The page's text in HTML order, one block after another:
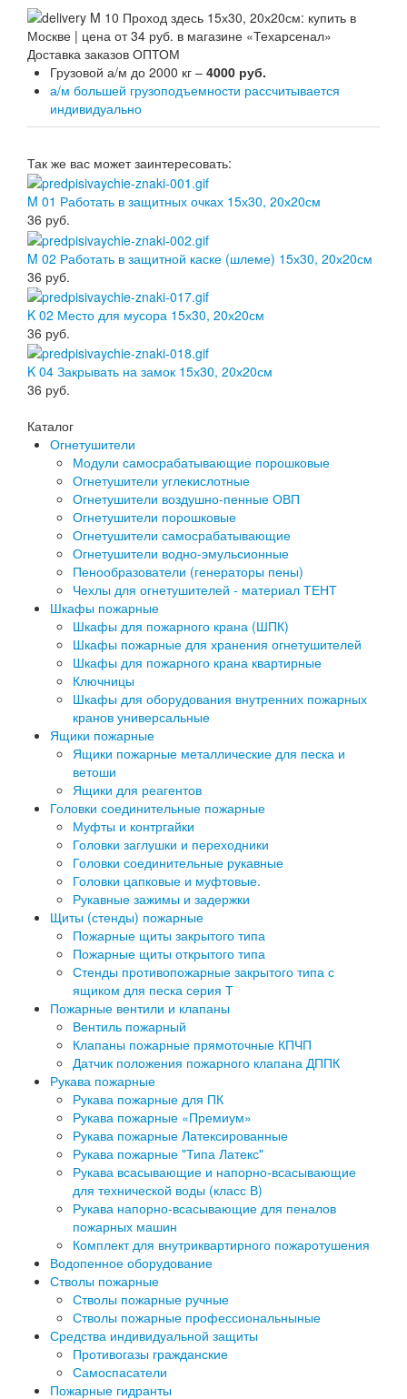
Доставка заказов ОПТОМ
Грузовой а/м до 2000 кг – 4000 руб.
а/м большей грузоподъемности рассчитывается
индивидуально
Так же вас может заинтересовать:
M 01 Работать в защитных очках 15х30, 20х20см
36 руб.
M 02 Работать в защитной каске (шлеме) 15х30, 20х20см
36 руб.
K 02 Место для мусора 15х30, 20х20см
36 руб.
K 04 Закрывать на замок 15х30, 20х20см
36 руб.
Каталог
Огнетушители
Модули самосрабатывающие порошковые
Огнетушители углекислотные
Огнетушители воздушно-пенные ОВП
Огнетушители порошковые
Огнетушители самосрабатывающие
Огнетушители водно-эмульсионные
Пенообразователи (генераторы пены)
Чехлы для огнетушителей - материал ТЕНТ
Шкафы пожарные
Шкафы для пожарного крана (ШПК)
Шкафы пожарные для хранения огнетушителей
Шкафы для пожарного крана квартирные
Ключницы
Шкафы для оборудования внутренних пожарных
кранов универсальные
Ящики пожарные
Ящики пожарные металлические для песка и
ветоши
Ящики для реагентов
Головки соединительные пожарные
Муфты и контргайки
Головки заглушки и переходники
Головки соединительные рукавные
Головки цапковые и муфтовые.
Рукавные зажимы и задержки
Щиты (стенды) пожарные
Пожарные щиты закрытого типа
Пожарные щиты открытого типа
Стенды противопожарные закрытого типа с
ящиком для песка серия Т
Пожарные вентили и клапаны
Вентиль пожарный
Клапаны пожарные прямоточные КПЧП
Датчик положения пожарного клапана ДППК
Рукава пожарные
Рукава пожарные для ПК
Рукава пожарные «Премиум»
Рукава пожарные Латексированные
Рукава пожарные "Типа Латекс"
Рукава всасывающие и напорно-всасывающие
для технической воды (класс В)
Рукава напорно-всасывающие для пеналов
пожарных машин
Комплект для внутриквартирного пожаротушения
Водопенное оборудование
Стволы пожарные
Стволы пожарные ручные
Стволы пожарные профессиональныные
Средства индивидуальной защиты
Противогазы гражданские
Самоспасатели
Пожарные гидранты